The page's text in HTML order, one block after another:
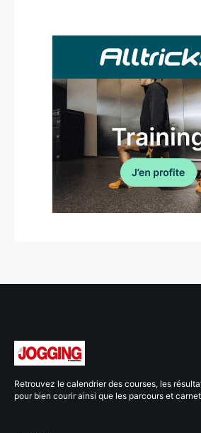
Retrouvez le calendrier des courses, les
pour bien courir ainsi que les parcours et